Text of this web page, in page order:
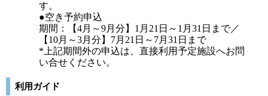
す。
●空き予約申込
期間：【4月～9月分】1月21日～1月31日まで／
【10月～3月分】7月21日～7月31日まで
*上記期間外の申込は、直接利用予定施設へお問
い合せください。
利用ガイド